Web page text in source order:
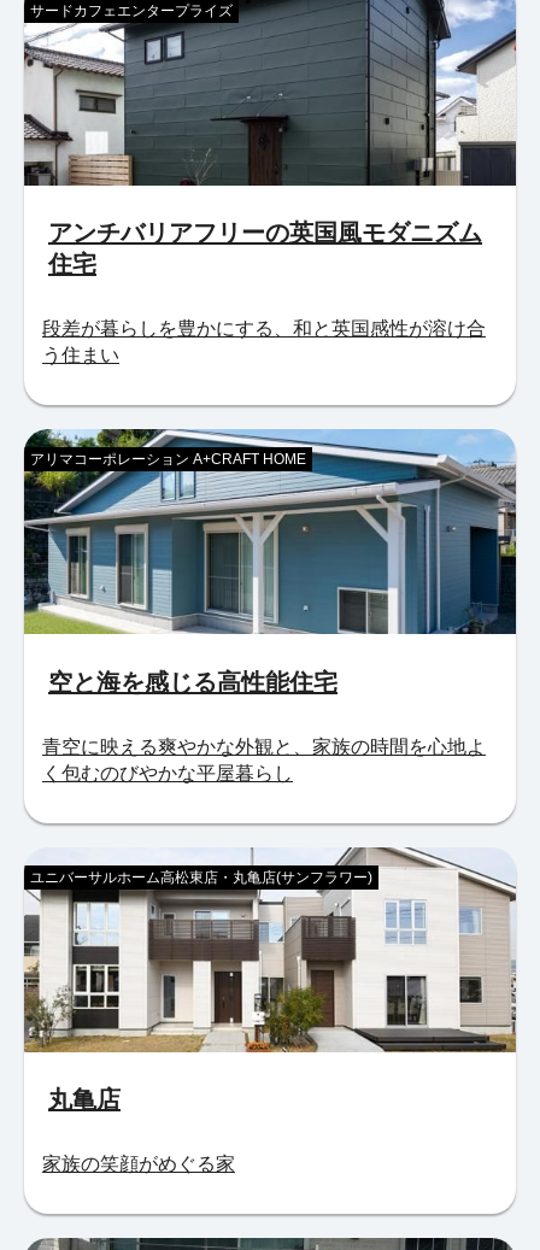
アンチバリアフリーの英国風モダニズム
住宅
サードカフェエンタープライズ
段差が暮らしを豊かにする、和と英国感性が溶け合
う住まい
空と海を感じる高性能住宅
アリマコーポレーション A+CRAFT HOME
青空に映える爽やかな外観と、家族の時間を心地よ
く包むのびやかな平屋暮らし
丸亀店
ユニバーサルホーム高松東店・丸亀店(サンフラワー)
家族の笑顔がめぐる家